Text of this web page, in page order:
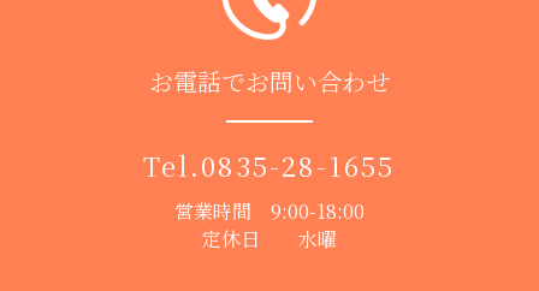
お電話でお問い合わせ
Tel.0835-28-1655
営業時間 9:00-18:00
定休日 水曜